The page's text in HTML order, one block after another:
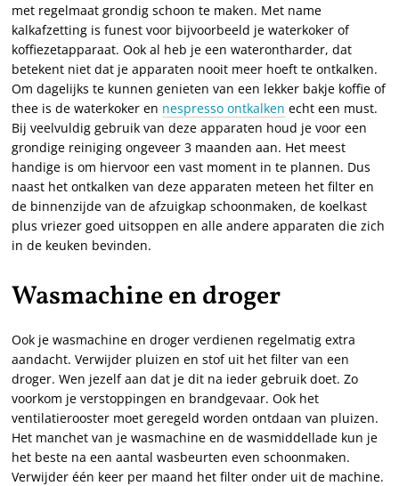
met regelmaat grondig schoon te maken. Met name
kalkafzetting is funest voor bijvoorbeeld je waterkoker of
koffiezetapparaat. Ook al heb je een waterontharder, dat
betekent niet dat je apparaten nooit meer hoeft te ontkalken.
Om dagelijks te kunnen genieten van een lekker bakje koffie of
thee is de waterkoker en nespresso ontkalken echt een must.
Bij veelvuldig gebruik van deze apparaten houd je voor een
grondige reiniging ongeveer 3 maanden aan. Het meest
handige is om hiervoor een vast moment in te plannen. Dus
naast het ontkalken van deze apparaten meteen het filter en
de binnenzijde van de afzuigkap schoonmaken, de koelkast
plus vriezer goed uitsoppen en alle andere apparaten die zich
in de keuken bevinden.
Wasmachine en droger
Ook je wasmachine en droger verdienen regelmatig extra
aandacht. Verwijder pluizen en stof uit het filter van een
droger. Wen jezelf aan dat je dit na ieder gebruik doet. Zo
voorkom je verstoppingen en brandgevaar. Ook het
ventilatierooster moet geregeld worden ontdaan van pluizen.
Het manchet van je wasmachine en de wasmiddellade kun je
het beste na een aantal wasbeurten even schoonmaken.
Verwijder één keer per maand het filter onder uit de machine.